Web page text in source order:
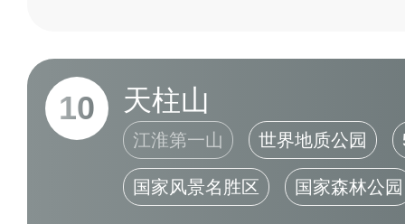
10 天柱山
江淮第一山 世界地质公园
国家风景名胜区 国家森林公园